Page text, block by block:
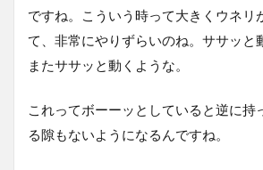
ですね。こういう時って大きくウネリ
て、非常にやりずらいのね。ササッと
またササッと動くような。
これってボーーッとしていると逆に持
る隙もないようになるんですね。